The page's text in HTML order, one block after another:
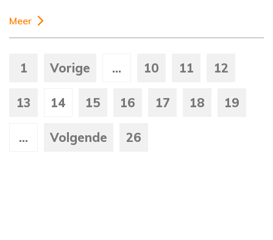
Meer
1 Vorige ... 10 11 12
13 14 15 16 17 18 19
... Volgende 26